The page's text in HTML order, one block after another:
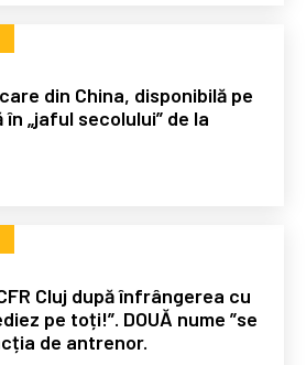
din China, disponibilă pe
„jaful secolului” de la
Cluj după înfrângerea cu
pe toți!”. DOUĂ nume ”se
de antrenor.